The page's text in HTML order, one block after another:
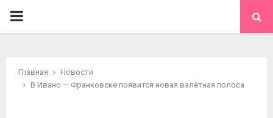
ОСНОВНОЕ
Главная
Новости
В Ивано — Франковске появится новая взлётная полоса